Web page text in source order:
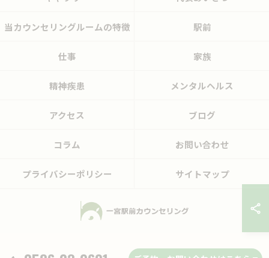
当カウンセリングルームの特徴 駅前
仕事 家族
精神疾患 メンタルヘルス
アクセス ブログ
コラム お問い合わせ
プライバシーポリシー サイトマップ
© 2026 愛知県一宮市のカウンセリングなら一宮駅前カウンセリング ALL RIGHTS